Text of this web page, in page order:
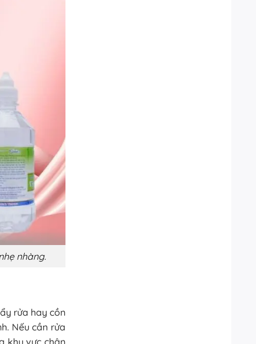
nhàng.
rửa hay cồn
Nếu cần rửa